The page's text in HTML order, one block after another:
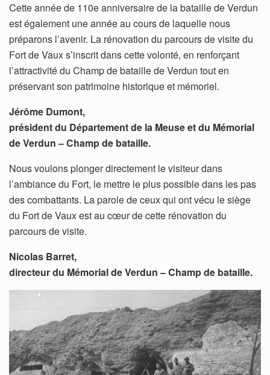
Cette année de 110e anniversaire de la bataille de Verdun
est également une année au cours de laquelle nous
préparons l’avenir. La rénovation du parcours de visite du
Fort de Vaux s’inscrit dans cette volonté, en renforçant
l’attractivité du Champ de bataille de Verdun tout en
préservant son patrimoine historique et mémoriel.
Jérôme Dumont,
président du Département de la Meuse et du Mémorial
de Verdun – Champ de bataille.
Nous voulons plonger directement le visiteur dans
l’ambiance du Fort, le mettre le plus possible dans les pas
des combattants. La parole de ceux qui ont vécu le siège
du Fort de Vaux est au cœur de cette rénovation du
parcours de visite.
Nicolas Barret,
directeur du Mémorial de Verdun – Champ de bataille.